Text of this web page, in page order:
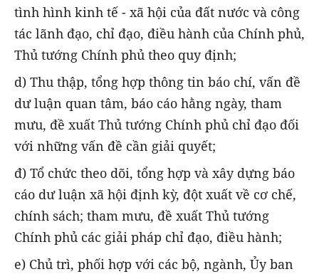
tình hình kinh tế - xã hội của đất nước và công
tác lãnh đạo, chỉ đạo, điều hành của Chính phủ,
Thủ tướng Chính phủ theo quy định;
d) Thu thập, tổng hợp thông tin báo chí, vấn đề
dư luận quan tâm, báo cáo hằng ngày, tham
mưu, đề xuất Thủ tướng Chính phủ chỉ đạo đối
với những vấn đề cần giải quyết;
đ) Tổ chức theo dõi, tổng hợp và xây dựng báo
cáo dư luận xã hội định kỳ, đột xuất về cơ chế,
chính sách; tham mưu, đề xuất Thủ tướng
Chính phủ các giải pháp chỉ đạo, điều hành;
e) Chủ trì, phối hợp với các bộ, ngành, Ủy ban